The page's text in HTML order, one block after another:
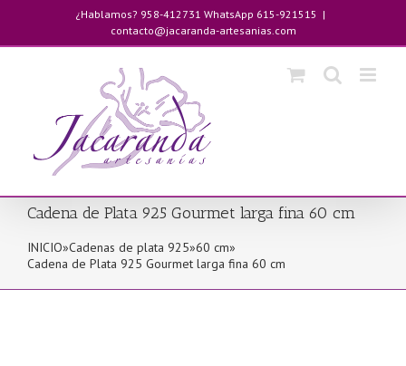
contenido
¿Hablamos? 958-412731 WhatsApp 615-921515 |
contacto@jacaranda-artesanias.com
Cadena de Plata 925 Gourmet larga fina 60 cm
INICIO»Cadenas de plata 925»60 cm»
Cadena de Plata 925 Gourmet larga fina 60 cm